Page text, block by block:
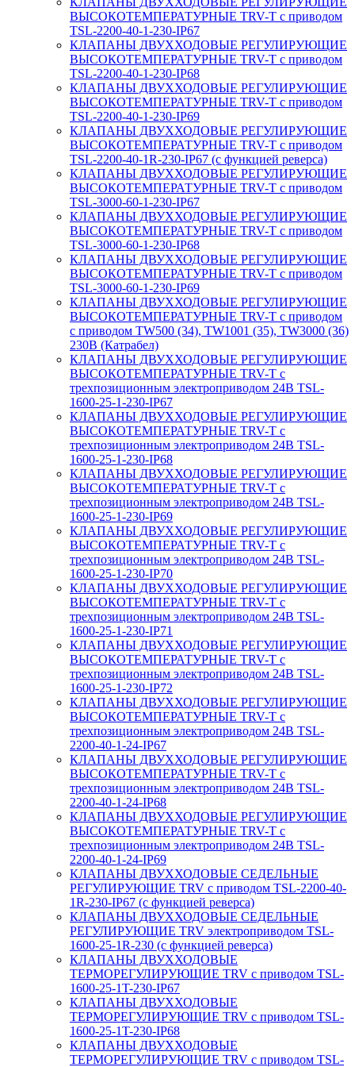
ВЫСОКОТЕМПЕРАТУРНЫЕ TRV-T с приводом
TSL-2200-40-1-230-IP67
КЛАПАНЫ ДВУХХОДОВЫЕ РЕГУЛИРУЮЩИЕ
ВЫСОКОТЕМПЕРАТУРНЫЕ TRV-T с приводом
TSL-2200-40-1-230-IP68
КЛАПАНЫ ДВУХХОДОВЫЕ РЕГУЛИРУЮЩИЕ
ВЫСОКОТЕМПЕРАТУРНЫЕ TRV-T с приводом
TSL-2200-40-1-230-IP69
КЛАПАНЫ ДВУХХОДОВЫЕ РЕГУЛИРУЮЩИЕ
ВЫСОКОТЕМПЕРАТУРНЫЕ TRV-T с приводом
TSL-2200-40-1R-230-IP67 (с функцией реверса)
КЛАПАНЫ ДВУХХОДОВЫЕ РЕГУЛИРУЮЩИЕ
ВЫСОКОТЕМПЕРАТУРНЫЕ TRV-T с приводом
TSL-3000-60-1-230-IP67
КЛАПАНЫ ДВУХХОДОВЫЕ РЕГУЛИРУЮЩИЕ
ВЫСОКОТЕМПЕРАТУРНЫЕ TRV-T с приводом
TSL-3000-60-1-230-IP68
КЛАПАНЫ ДВУХХОДОВЫЕ РЕГУЛИРУЮЩИЕ
ВЫСОКОТЕМПЕРАТУРНЫЕ TRV-T с приводом
TSL-3000-60-1-230-IP69
КЛАПАНЫ ДВУХХОДОВЫЕ РЕГУЛИРУЮЩИЕ
ВЫСОКОТЕМПЕРАТУРНЫЕ TRV-T с приводом
с приводом TW500 (34), TW1001 (35), TW3000 (36)
230В (Катрабел)
КЛАПАНЫ ДВУХХОДОВЫЕ РЕГУЛИРУЮЩИЕ
ВЫСОКОТЕМПЕРАТУРНЫЕ TRV-T с
трехпозиционным электроприводом 24В TSL-
1600-25-1-230-IP67
КЛАПАНЫ ДВУХХОДОВЫЕ РЕГУЛИРУЮЩИЕ
ВЫСОКОТЕМПЕРАТУРНЫЕ TRV-T с
трехпозиционным электроприводом 24В TSL-
1600-25-1-230-IP68
КЛАПАНЫ ДВУХХОДОВЫЕ РЕГУЛИРУЮЩИЕ
ВЫСОКОТЕМПЕРАТУРНЫЕ TRV-T с
трехпозиционным электроприводом 24В TSL-
1600-25-1-230-IP69
КЛАПАНЫ ДВУХХОДОВЫЕ РЕГУЛИРУЮЩИЕ
ВЫСОКОТЕМПЕРАТУРНЫЕ TRV-T с
трехпозиционным электроприводом 24В TSL-
1600-25-1-230-IP70
КЛАПАНЫ ДВУХХОДОВЫЕ РЕГУЛИРУЮЩИЕ
ВЫСОКОТЕМПЕРАТУРНЫЕ TRV-T с
трехпозиционным электроприводом 24В TSL-
1600-25-1-230-IP71
КЛАПАНЫ ДВУХХОДОВЫЕ РЕГУЛИРУЮЩИЕ
ВЫСОКОТЕМПЕРАТУРНЫЕ TRV-T с
трехпозиционным электроприводом 24В TSL-
1600-25-1-230-IP72
КЛАПАНЫ ДВУХХОДОВЫЕ РЕГУЛИРУЮЩИЕ
ВЫСОКОТЕМПЕРАТУРНЫЕ TRV-T с
трехпозиционным электроприводом 24В TSL-
2200-40-1-24-IP67
КЛАПАНЫ ДВУХХОДОВЫЕ РЕГУЛИРУЮЩИЕ
ВЫСОКОТЕМПЕРАТУРНЫЕ TRV-T с
трехпозиционным электроприводом 24В TSL-
2200-40-1-24-IP68
КЛАПАНЫ ДВУХХОДОВЫЕ РЕГУЛИРУЮЩИЕ
ВЫСОКОТЕМПЕРАТУРНЫЕ TRV-T с
трехпозиционным электроприводом 24В TSL-
2200-40-1-24-IP69
КЛАПАНЫ ДВУХХОДОВЫЕ СЕДЕЛЬНЫЕ
РЕГУЛИРУЮЩИЕ TRV с приводом TSL-2200-40-
1R-230-IP67 (с функцией реверса)
КЛАПАНЫ ДВУХХОДОВЫЕ СЕДЕЛЬНЫЕ
РЕГУЛИРУЮЩИЕ TRV электроприводом TSL-
1600-25-1R-230 (с функцией реверса)
КЛАПАНЫ ДВУХХОДОВЫЕ
ТЕРМОРЕГУЛИРУЮЩИЕ TRV с приводом TSL-
1600-25-1T-230-IP67
КЛАПАНЫ ДВУХХОДОВЫЕ
ТЕРМОРЕГУЛИРУЮЩИЕ TRV с приводом TSL-
1600-25-1T-230-IP68
КЛАПАНЫ ДВУХХОДОВЫЕ
ТЕРМОРЕГУЛИРУЮЩИЕ TRV с приводом TSL-